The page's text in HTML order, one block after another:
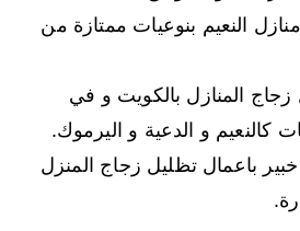
النعيم بنوعيات ممتازة من
زجاج المنازل بالكويت و في
كالنعيم و الدعية و اليرموك.
باعمال تظليل زجاج المنزل